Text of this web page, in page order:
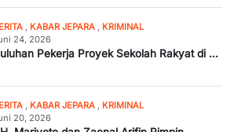
, KABAR JEPARA , KRIMINAL
24, 2026
Pekerja Proyek Sekolah Rakyat di ...
, KABAR JEPARA , KRIMINAL
20, 2026